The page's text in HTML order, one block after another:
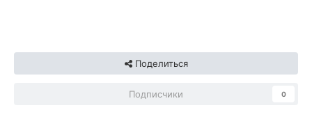
Поделиться
Подписчики 0